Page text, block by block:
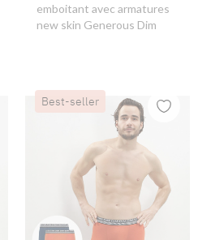
emboitant avec armatures
new skin Generous Dim
Best-seller